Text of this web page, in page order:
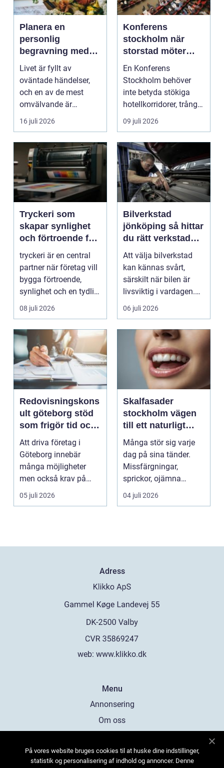
Planera en
personlig
begravning med
hjälp av en
begravningsbyrå
Livet är fyllt av
oväntade händelser,
och en av de mest
omvälvande är
n&aum...
16 juli 2026
Konferens
stockholm när
storstad möter
rofylld landsbygd
En Konferens
Stockholm behöver
inte betyda stökiga
hotellkorridorer, trånga
mötesrum och brus
från c...
09 juli 2026
Tryckeri som
skapar synlighet
och förtroende för
ditt företag
tryckeri är en central
partner när företag vill
bygga förtroende,
synlighet och en tydlig
profil i a...
08 juli 2026
Bilverkstad
jönköping så hittar
du rätt verkstad
för din bil
Att välja bilverkstad
kan kännas svårt,
särskilt när bilen är
livsviktig i vardagen.
För många biläg...
06 juli 2026
Redovisningskons
ult göteborg stöd
som frigör tid och
skapar kontroll
Att driva företag i
Göteborg innebär
många möjligheter
men också krav på
ordning i ekonomin.
För må...
05 juli 2026
Skalfasader
stockholm vägen
till ett naturligt
vackert leende
Många stör sig varje
dag på sina tänder.
Missfärgningar,
sprickor, ojämna
kanter eller en sned
tandr...
04 juli 2026
Adress
web: www.klikko.dk
Menu
Annonsering
Om oss
Kontakta oss
På vores website bruges cookies til at huske dine indstillinger,
statistik og personalisering af indhold og annoncer. Denne